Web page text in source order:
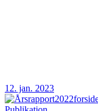
12. jan. 2023